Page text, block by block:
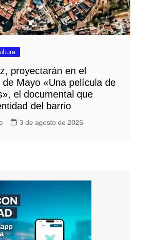
proyectarán en el
de Mayo «Una película de
el documental que
del barrio
3 de agosto de 2026